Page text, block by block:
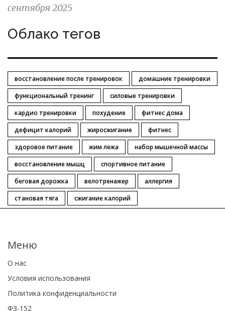
сентября 2025
Облако тегов
восстановление после тренировок
домашние тренировки
функциональный тренинг
силовые тренировки
кардио тренировки
похудение
фитнес дома
дефицит калорий
жиросжигание
фитнес
здоровое питание
жим лежа
набор мышечной массы
восстановление мышц
спортивное питание
беговая дорожка
велотренажер
аллергия
становая тяга
сжигание калорий
Меню
О нас
Условия использования
Политика конфиденциальности
ФЗ-152